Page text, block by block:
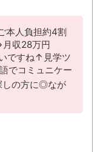
本人負担約4割
収28万円
ですね↑見学ツ
でコミュニケー
しの方に◎なが